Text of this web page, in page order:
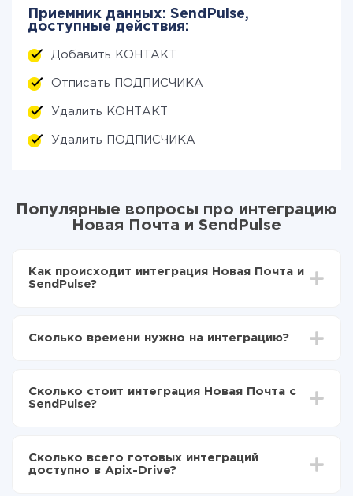
Приемник данных: SendPulse,
доступные действия:
Добавить КОНТАКТ
Отписать ПОДПИСЧИКА
Удалить КОНТАКТ
Удалить ПОДПИСЧИКА
Популярные вопросы про интеграцию
Новая Почта и SendPulse
Как происходит интеграция Новая Почта и
SendPulse?
Выбираете какие данные передавать из Новая
передаваться из Новая Почта в SendPulse
Сколько времени нужно на интеграцию?
отличаться и составлять от 5-ти до 30-минут. В
среднем настройка занимает 10-15 минут.
Сколько стоит интеграция Новая Почта с
SendPulse?
функционал. Вы оплачиваете только количество
данных, которые по факту передаются из одной
Сколько всего готовых интеграций
доступно в Apix-Drive?